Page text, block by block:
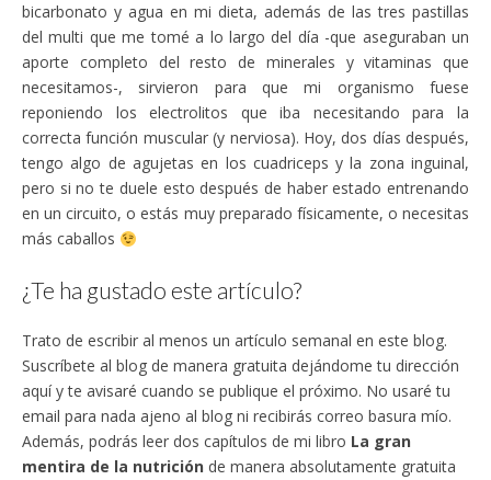
bicarbonato y agua en mi dieta, además de las tres pastillas
del multi que me tomé a lo largo del día -que aseguraban un
aporte completo del resto de minerales y vitaminas que
necesitamos-, sirvieron para que mi organismo fuese
reponiendo los electrolitos que iba necesitando para la
correcta función muscular (y nerviosa). Hoy, dos días después,
tengo algo de agujetas en los cuadriceps y la zona inguinal,
pero si no te duele esto después de haber estado entrenando
en un circuito, o estás muy preparado físicamente, o necesitas
más caballos
¿Te ha gustado este artículo?
Trato de escribir al menos un artículo semanal en este blog.
Suscríbete al blog de manera gratuita dejándome tu dirección
aquí y te avisaré cuando se publique el próximo. No usaré tu
email para nada ajeno al blog ni recibirás correo basura mío.
Además, podrás leer dos capítulos de mi libro La gran
mentira de la nutrición de manera absolutamente gratuita